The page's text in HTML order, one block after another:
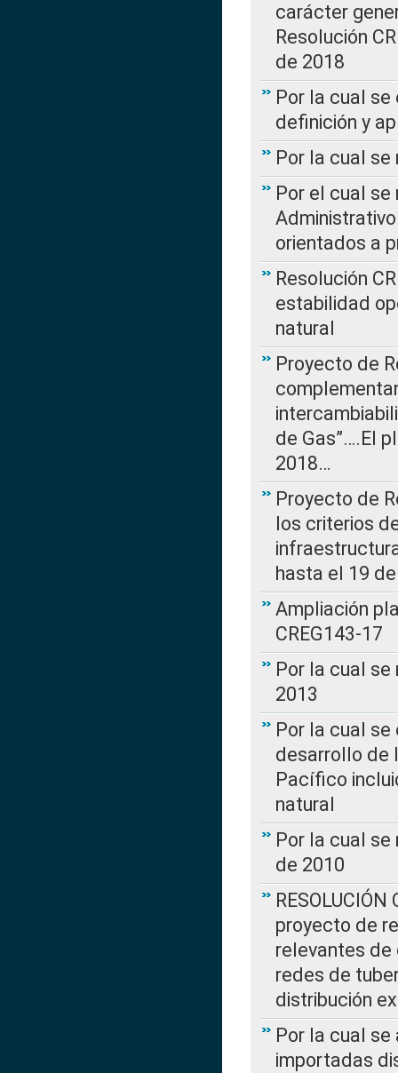
carácter
Resolución
de 2018
Por la cual
definición y
Por la cual
Por el cual
orientados a
Resolución
estabilidad
natural
Proyecto de
de Gas”….El
2018…
Proyecto de
los criterios
hasta el 19
Ampliación
CREG143-17
Por la cual se
2013
Por la cual
desarrollo de
Pacífico
natural
Por la cual se
de 2010
proyecto de
relevantes de
redes de
distribución
Por la cual
importadas